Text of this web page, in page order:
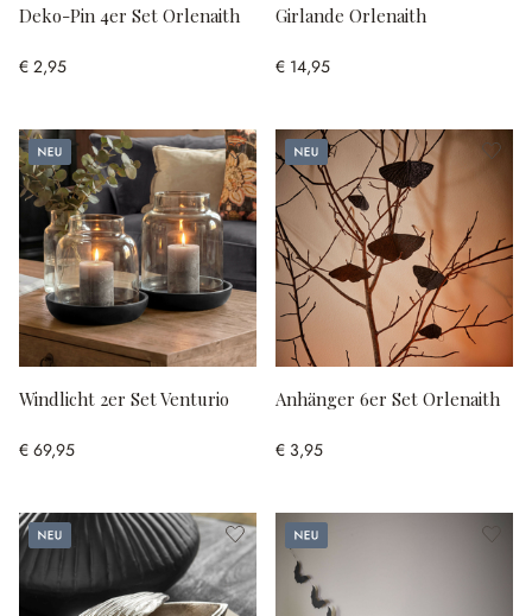
Deko-Pin 4er Set Orlenaith
€ 2,95
Girlande Orlenaith
€ 14,95
Neu
Windlicht 2er Set Venturio
€ 69,95
Neu
Anhänger 6er Set Orlenaith
€ 3,95
Neu Neu